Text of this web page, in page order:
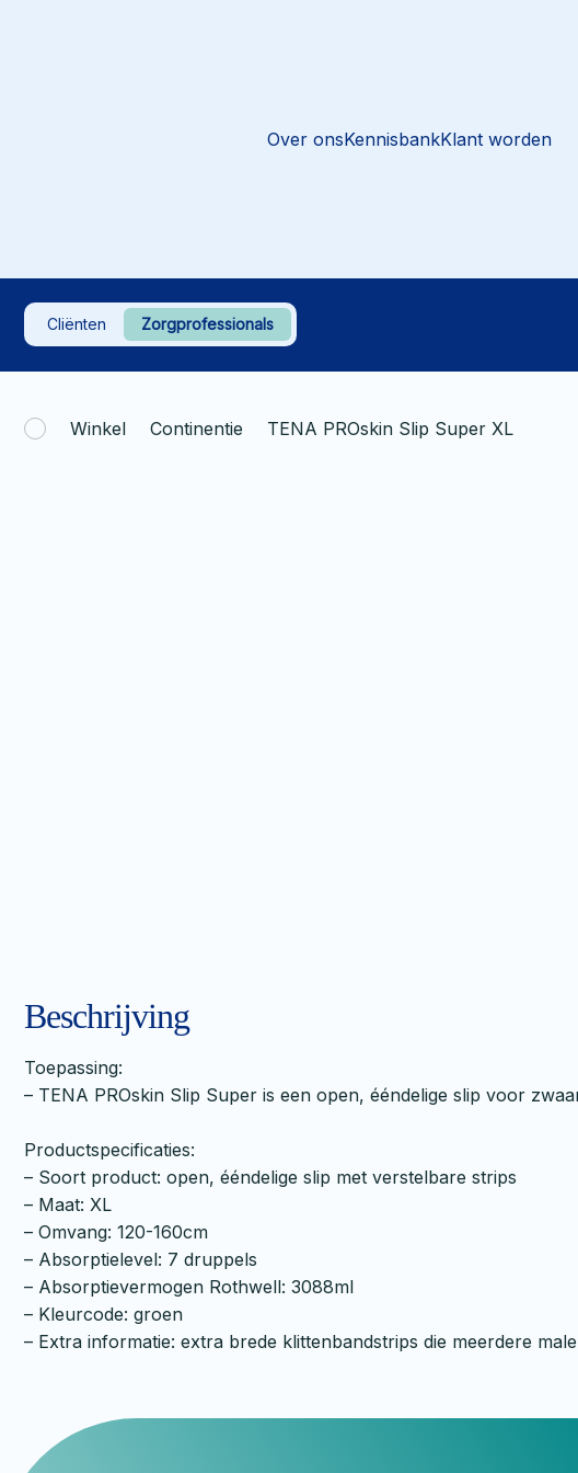
Over onsKennisbankKlant worden
Cliënten Zorgprofessionals
Winkel Continentie TENA PROskin Slip Super XL
Beschrijving
Toepassing:
– TENA PROskin Slip Super is een open, ééndelige slip voor
Productspecificaties:
– Soort product: open, ééndelige slip met verstelbare strips
– Maat: XL
– Omvang: 120-160cm
– Absorptielevel: 7 druppels
– Absorptievermogen Rothwell: 3088ml
– Kleurcode: groen
– Extra informatie: extra brede klittenbandstrips die meerdere